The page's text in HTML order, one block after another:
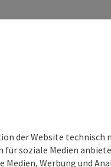
der Website
für soziale Medien
Medien, Werbung und